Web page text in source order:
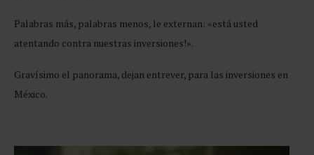
Palabras más, palabras menos, le externan: «está usted
atentando contra nuestras inversiones!».
Gravísimo el panorama, dejan entrever, para las inversiones en
México.